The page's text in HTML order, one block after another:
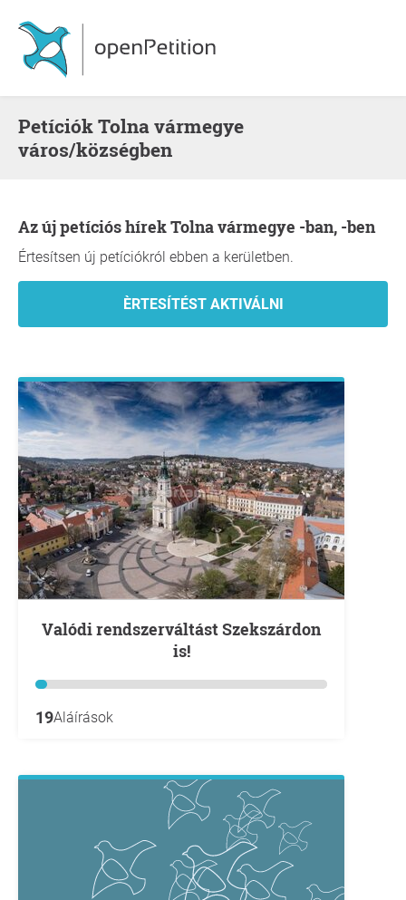
Petíciók Tolna vármegye
város/községben
Az új petíciós hírek Tolna vármegye -ban, -ben
Értesítsen új petíciókról ebben a kerületben.
Valódi rendszerváltást Szekszárdon
is!
19Aláírások